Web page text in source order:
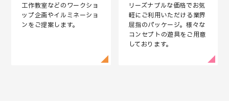
工作教室などのワークショ
ップ企画やイルミネーショ
ンをご提案します。
リーズナブルな価格でお気
軽にご利用いただける業界
屈指のパッケージ。様々な
コンセプトの遊具をご用意
しております。